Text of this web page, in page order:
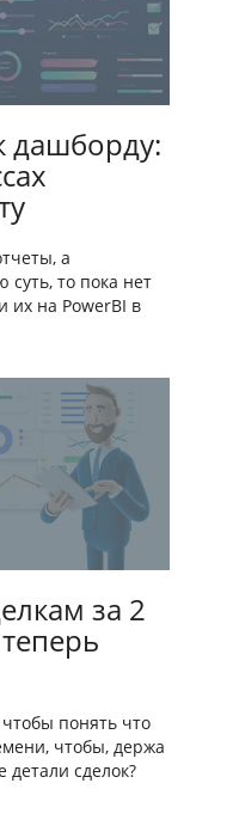
дашборду:
а
суть, то пока нет
их на PowerBI в
за 2
понять что
чтобы, держа
детали сделок?